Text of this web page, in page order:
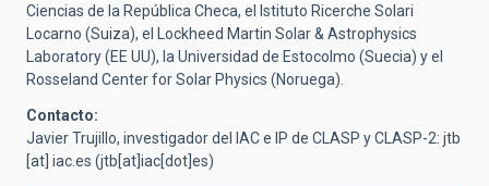
Ciencias de la República Checa, el Istituto Ricerche Solari
Locarno (Suiza), el Lockheed Martin Solar & Astrophysics
Laboratory (EE UU), la Universidad de Estocolmo (Suecia) y el
Rosseland Center for Solar Physics (Noruega).
Contacto:
Javier Trujillo, investigador del IAC e IP de CLASP y CLASP-2: jtb
[at] iac.es (jtb[at]iac[dot]es)